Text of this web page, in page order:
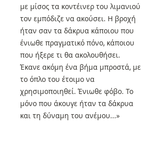
με μίσος τα κοντέινερ του λιμανιού
τον εμπόδιζε να ακούσει. Η βροχή
ήταν σαν τα δάκρυα κάποιου που
ένιωθε πραγματικό πόνο, κάποιου
που ήξερε τι θα ακολουθήσει.
Έκανε ακόμη ένα βήμα μπροστά, με
το όπλο του έτοιμο να
χρησιμοποιηθεί. Ένιωθε φόβο. Το
μόνο που άκουγε ήταν τα δάκρυα
και τη δύναμη του ανέμου...»